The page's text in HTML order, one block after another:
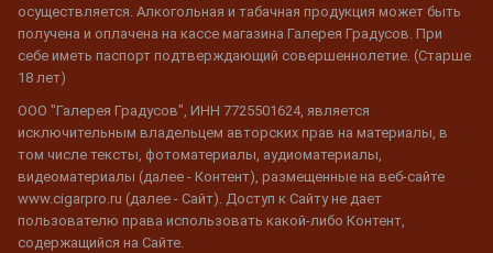
осуществляется. Алкогольная и табачная продукция может быть
получена и оплачена на кассе магазина Галерея Градусов. При
себе иметь паспорт подтверждающий совершеннолетие. (Старше
18 лет)
ООО "Галерея Градусов", ИНН 7725501624, является
исключительным владельцем авторских прав на материалы, в
том числе тексты, фотоматериалы, аудиоматериалы,
видеоматериалы (далее - Контент), размещенные на веб-сайте
www.cigarpro.ru (далее - Сайт). Доступ к Сайту не дает
пользователю права использовать какой-либо Контент,
содержащийся на Сайте.